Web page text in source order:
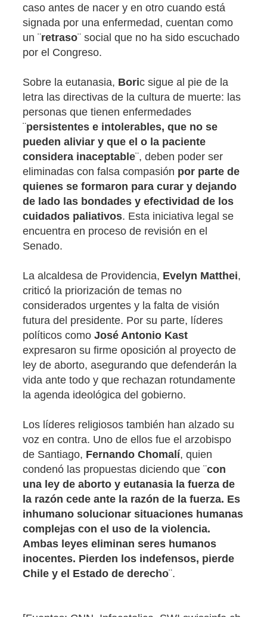
caso antes de nacer y en otro cuando está
signada por una enfermedad, cuentan como
un ¨retraso¨ social que no ha sido escuchado
por el Congreso.
Sobre la eutanasia, Boric sigue al pie de la
letra las directivas de la cultura de muerte: las
personas que tienen enfermedades
¨persistentes e intolerables, que no se
pueden aliviar y que el o la paciente
considera inaceptable¨, deben poder ser
eliminadas con falsa compasión por parte de
quienes se formaron para curar y dejando
de lado las bondades y efectividad de los
cuidados paliativos. Esta iniciativa legal se
encuentra en proceso de revisión en el
Senado.
La alcaldesa de Providencia, Evelyn Matthei,
criticó la priorización de temas no
considerados urgentes y la falta de visión
futura del presidente. Por su parte, líderes
políticos como José Antonio Kast
expresaron su firme oposición al proyecto de
ley de aborto, asegurando que defenderán la
vida ante todo y que rechazan rotundamente
la agenda ideológica del gobierno.
Los líderes religiosos también han alzado su
voz en contra. Uno de ellos fue el arzobispo
de Santiago, Fernando Chomalí, quien
condenó las propuestas diciendo que ¨con
una ley de aborto y eutanasia la fuerza de
la razón cede ante la razón de la fuerza. Es
inhumano solucionar situaciones humanas
complejas con el uso de la violencia.
Ambas leyes eliminan seres humanos
inocentes. Pierden los indefensos, pierde
Chile y el Estado de derecho¨.